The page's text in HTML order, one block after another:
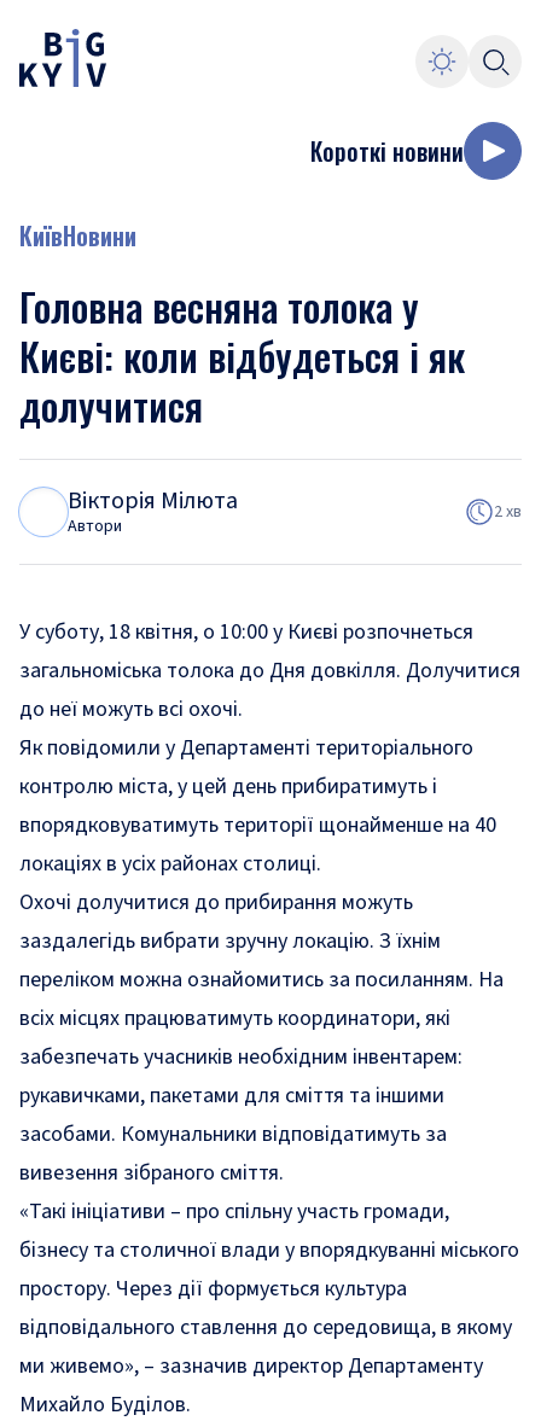
Короткі новини
КиївНовини
Головна весняна толока у
Києві: коли відбудеться і як
долучитися
Вікторія Мілюта
Автори
2 хв
У суботу, 18 квітня, о 10:00 у Києві розпочнеться
загальноміська толока до Дня довкілля. Долучитися
до неї можуть всі охочі.
Як повідомили у Департаменті територіального
контролю міста, у цей день прибиратимуть і
впорядковуватимуть території щонайменше на 40
локаціях в усіх районах столиці.
Охочі долучитися до прибирання можуть
заздалегідь вибрати зручну локацію. З їхнім
переліком можна ознайомитись за посиланням. На
всіх місцях працюватимуть координатори, які
забезпечать учасників необхідним інвентарем:
рукавичками, пакетами для сміття та іншими
засобами. Комунальники відповідатимуть за
вивезення зібраного сміття.
«Такі ініціативи – про спільну участь громади,
бізнесу та столичної влади у впорядкуванні міського
простору. Через дії формується культура
відповідального ставлення до середовища, в якому
ми живемо», – зазначив директор Департаменту
Михайло Буділов.